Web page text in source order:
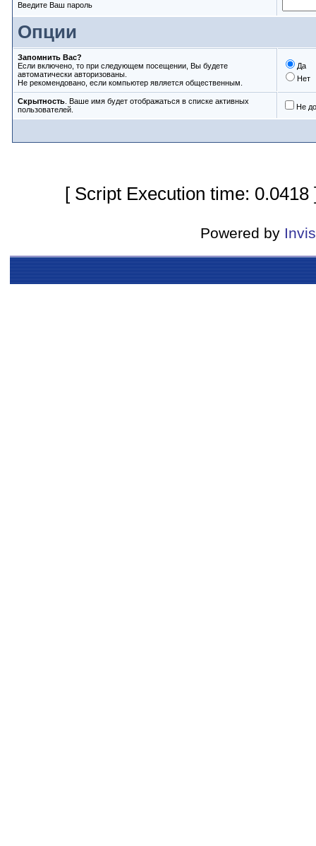
Введите Ваш пароль
Опции
Запомнить Вас?
Если включено, то при следующем посещении, Вы будете
автоматически авторизованы.
Не рекомендовано, если компьютер является общественным.
Да
Нет
Скрытность . Ваше имя будет отображаться в списке активных
пользователей.
Не
[ Script Execution time:
Powered by